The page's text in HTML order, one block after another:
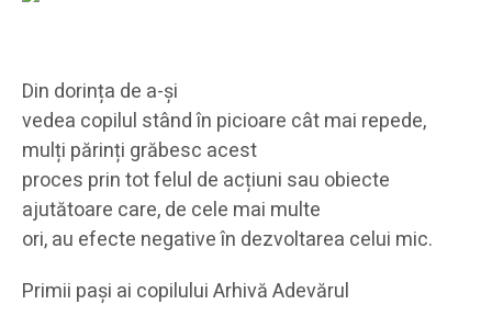
Din dorința de a-și
vedea copilul stând în picioare cât mai repede,
mulți părinți grăbesc acest
proces prin tot felul de acțiuni sau obiecte
ajutătoare care, de cele mai multe
ori, au efecte negative în dezvoltarea celui mic.
Primii pași ai copilului Arhivă Adevărul